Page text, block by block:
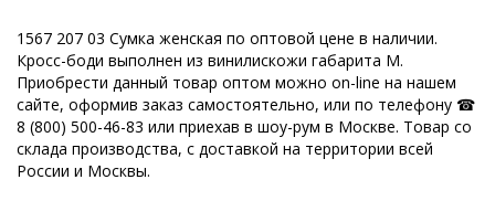
1567 207 03 Сумка женская по оптовой цене в наличии.
Кросс-боди выполнен из винилискожи габарита M.
Приобрести данный товар оптом можно on-line на нашем
сайте, оформив заказ самостоятельно, или по телефону ☎
8 (800) 500-46-83 или приехав в шоу-рум в Москве. Товар со
склада производства, с доставкой на территории всей
России и Москвы.